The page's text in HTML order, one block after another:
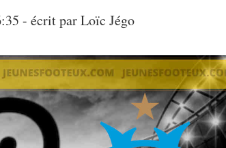
- écrit parLoïc Jégo